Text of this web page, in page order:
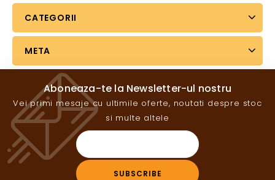
CATEGORII
META
Aboneaza-te la Newsletter-ul nostru
Vei primi mesaje cu ultimile oferte, noutati despre stoc
si multe altele